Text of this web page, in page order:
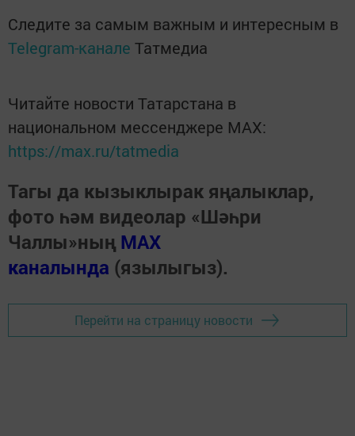
Следите за самым важным и интересным в
Telegram-канале Татмедиа
Читайте новости Татарстана в
национальном мессенджере MАХ:
https://max.ru/tatmedia
Тагы да кызыклырак яңалыклар,
фото һәм видеолар «Шәһри
Чаллы»ның MAX
каналында (язылыгыз).
Перейти на страницу новости